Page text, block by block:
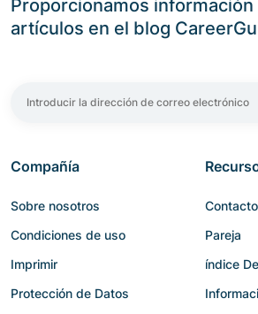
Proporcionamos
artículos en el blog
Compañía
Sobre nosotros
Condiciones de uso
Imprimir
Protección de Datos
Contacto
Pareja
índice